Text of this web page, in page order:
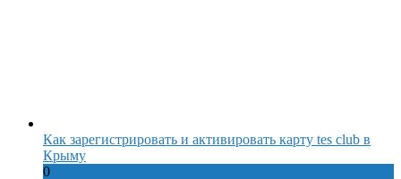
Как зарегистрировать и активировать карту tes club в
Крыму
0